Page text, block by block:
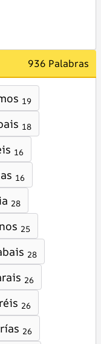
936 Palabras
19
18
16
16
28
25
28
26
26
26